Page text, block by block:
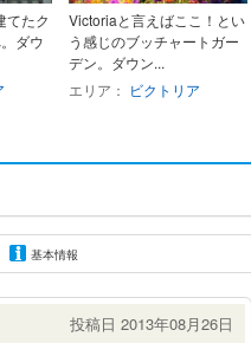
てたク
ダウ
Victoriaと言えばここ！とい
う感じのブッチャートガー
デン。ダウン...
エリア： ビクトリア
基本情報
投稿日 2013年08月26日